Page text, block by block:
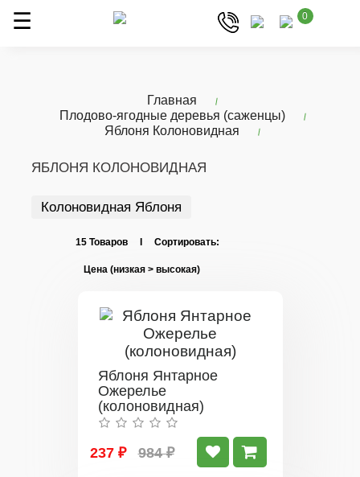
0
Главная
Плодово-ягодные деревья (саженцы)
Яблоня Колоновидная
ЯБЛОНЯ КОЛОНОВИДНАЯ
Колоновидная Яблоня
15 Товаров I Сортировать:
Яблоня Янтарное
Ожерелье
(колоновидная)
237 ₽ 984 ₽